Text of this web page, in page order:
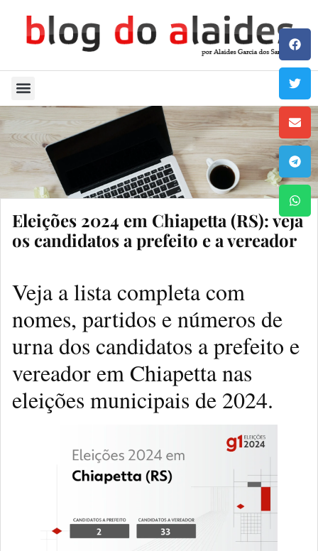
Eleições 2024 em Chiapetta (RS): veja
os candidatos a prefeito e a vereador
Veja a lista completa com
nomes, partidos e números de
urna dos candidatos a prefeito e
vereador em Chiapetta nas
eleições municipais de 2024.